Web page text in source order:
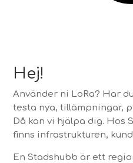
Hej!
Använder ni LoRa? Har
testa nya, tillämpningar,
Då kan vi hjälpa dig. Hos
finns infrastrukturen,
En Stadshubb är ett